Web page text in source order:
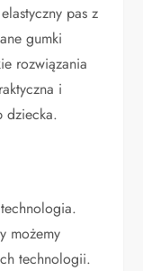
pas z
gumki
rozwiązania
i
dziecka.
możemy
technologii.